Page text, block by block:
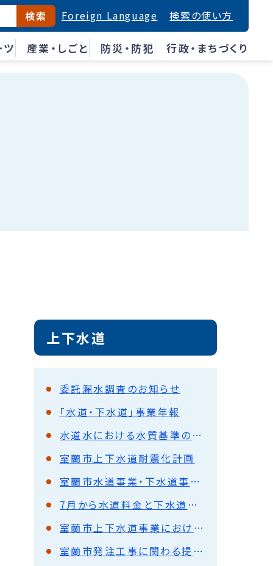
産業・しごと 防災・防犯 行政・まちづくり
検索 Foreign Language 検索の使い方
上下水道
委託漏水調査のお知らせ
「水道・下水道」事業年報
水道水における水質基準の超過
室蘭市上下水道耐震化計画
室蘭市水道事業・下水道事業の経営について
7月から水道料金と下水道使用料のスマホ収納が始まります！！
室蘭市上下水道事業における適格請求書等保存方式（インボイス制度）への対応について
室蘭市発注工事に関わる提出書類の手引きの作成について